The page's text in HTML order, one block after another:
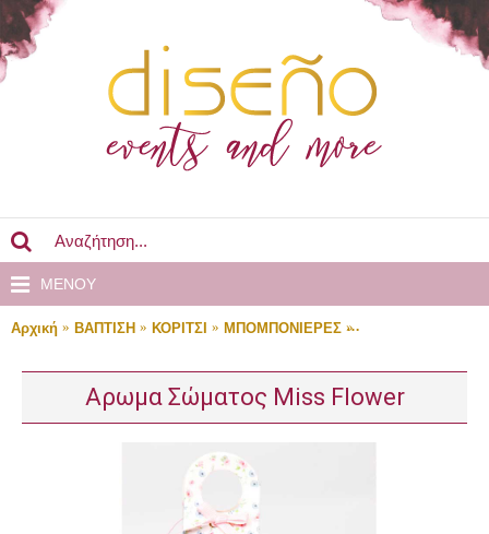
MENOY
Αρχική ΒΑΠΤΙΣΗ ΚΟΡΙΤΣΙ ΜΠΟΜΠΟΝΙΕΡΕΣ Αρωμα Σώματος
Αρωμα Σώματος Miss Flower